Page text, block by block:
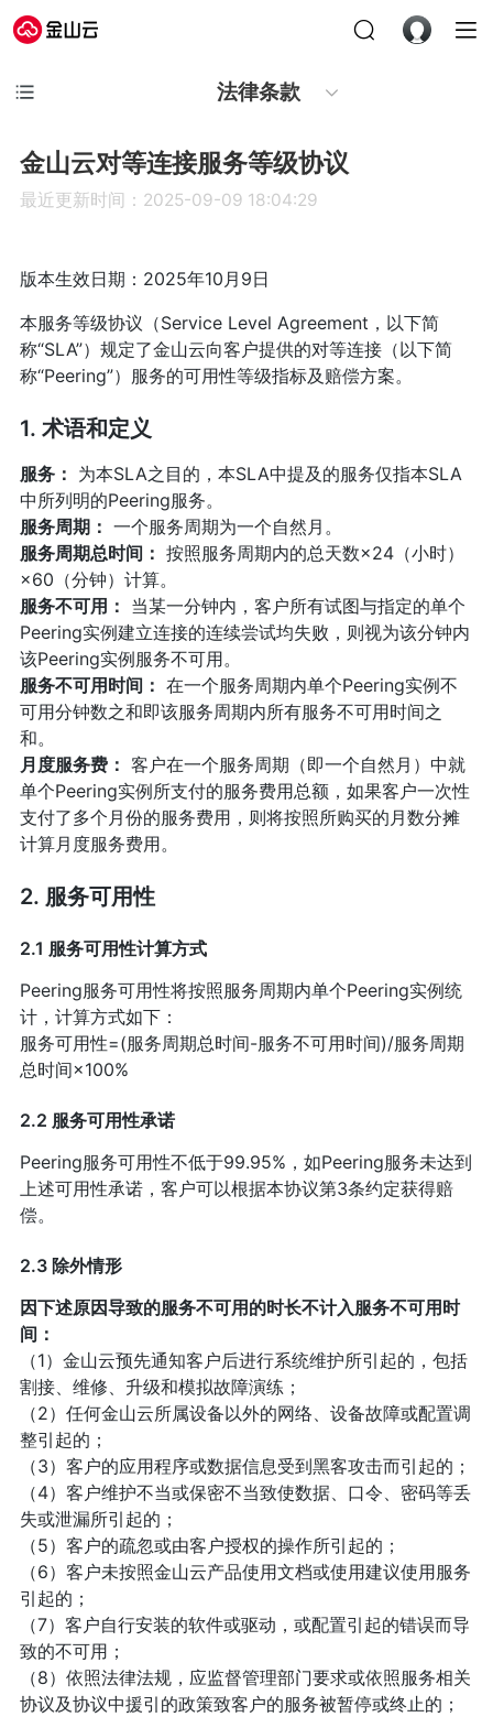
法律条款
金山云对等连接服务等级协议
最近更新时间：2025-09-09 18:04:29
版本生效日期：2025年10月9日
本服务等级协议（Service Level Agreement，以下简
称“SLA”）规定了金山云向客户提供的对等连接（以下简
称“Peering”）服务的可用性等级指标及赔偿方案。
1. 术语和定义
服务： 为本SLA之目的，本SLA中提及的服务仅指本SLA
中所列明的Peering服务。
服务周期： 一个服务周期为一个自然月。
服务周期总时间： 按照服务周期内的总天数×24（小时）
×60（分钟）计算。
服务不可用： 当某一分钟内，客户所有试图与指定的单个
Peering实例建立连接的连续尝试均失败，则视为该分钟内
该Peering实例服务不可用。
服务不可用时间： 在一个服务周期内单个Peering实例不
可用分钟数之和即该服务周期内所有服务不可用时间之
和。
月度服务费： 客户在一个服务周期（即一个自然月）中就
单个Peering实例所支付的服务费用总额，如果客户一次性
支付了多个月份的服务费用，则将按照所购买的月数分摊
计算月度服务费用。
2. 服务可用性
2.1 服务可用性计算方式
Peering服务可用性将按照服务周期内单个Peering实例统
计，计算方式如下：
服务可用性=(服务周期总时间-服务不可用时间)/服务周期
总时间×100%
2.2 服务可用性承诺
Peering服务可用性不低于99.95%，如Peering服务未达到
上述可用性承诺，客户可以根据本协议第3条约定获得赔
偿。
2.3 除外情形
因下述原因导致的服务不可用的时长不计入服务不可用时
间：
（1）金山云预先通知客户后进行系统维护所引起的，包括
割接、维修、升级和模拟故障演练；
（2）任何金山云所属设备以外的网络、设备故障或配置调
整引起的；
（3）客户的应用程序或数据信息受到黑客攻击而引起的；
（4）客户维护不当或保密不当致使数据、口令、密码等丢
失或泄漏所引起的；
（5）客户的疏忽或由客户授权的操作所引起的；
（6）客户未按照金山云产品使用文档或使用建议使用服务
引起的；
（7）客户自行安装的软件或驱动，或配置引起的错误而导
致的不可用；
（8）依照法律法规，应监督管理部门要求或依照服务相关
协议及协议中援引的政策致客户的服务被暂停或终止的；